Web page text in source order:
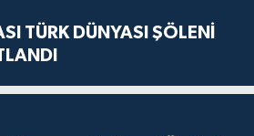
TÜRK DÜNYASI ŞÖLENİ